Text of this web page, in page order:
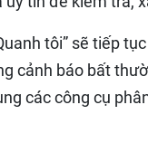
tôi” sẽ tiếp
cảnh báo bất
các công cụ